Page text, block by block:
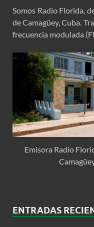
Somos Radio Florida,
de Camagüey, Cuba.
frecuencia modulada
Emisora Radio
ENTRADAS